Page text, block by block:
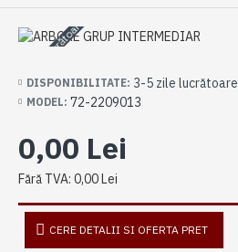
3-5 zile lucrătoare
DISPONIBILITATE: 3-5 zile lucrătoare
MODEL: 72-2209013
0,00 Lei
Fără TVA: 0,00 Lei
CERE DETALII SI OFERTA PRET